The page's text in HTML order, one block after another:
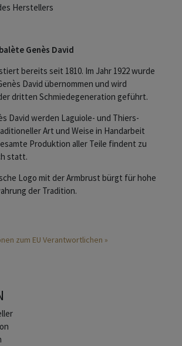
Herstellers
Genès David
bereits seit 1810. Im Jahr 1922 wurde
David übernommen und wird
dritten Schmiedegeneration geführt.
David werden Laguiole- und Thiers-
Art und Weise in Handarbeit
Produktion aller Teile findent zu
statt.
Logo mit der Armbrust bürgt für hohe
der Tradition.
zum EU Verantwortlichen »